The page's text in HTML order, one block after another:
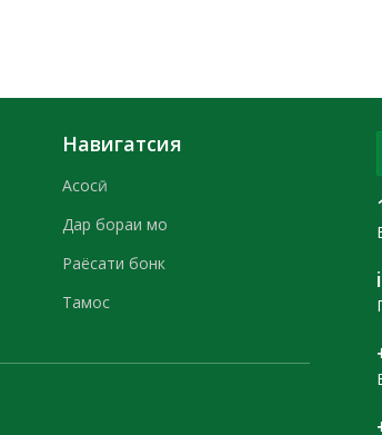
Навигатсия
Асосӣ
Дар бораи мо
Раёсати бонк
Тамос